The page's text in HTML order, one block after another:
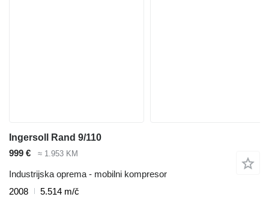
Ingersoll Rand 9/110
999 €
≈ 1.953 KM
Industrijska oprema - mobilni kompresor
2008
5.514 m/č